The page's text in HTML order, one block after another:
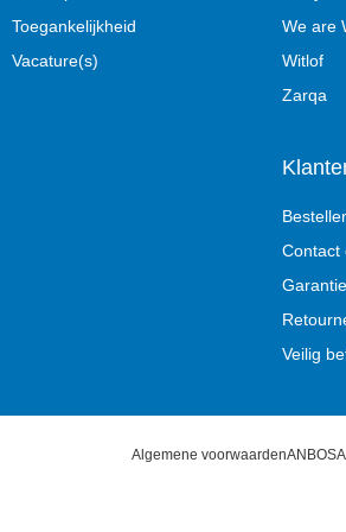
Toegankelijkheid
Vacature(s)
We are
Witlof
Zarqa
Contact
Veilig
Algemene voorwaardenANBOS